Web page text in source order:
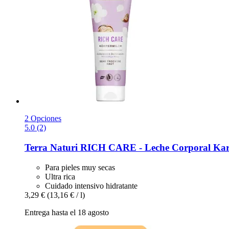
2 Opciones
5.0 (2)
Terra Naturi RICH CARE -​ Leche Corporal
Para pieles muy secas
Ultra rica
Cuidado intensivo hidratante
3,29 € (13,16 € / l)
Entrega hasta el 18 agosto